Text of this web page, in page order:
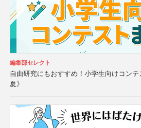
編集部セレクト
自由研究にもおすすめ！小学生向けコン
夏》